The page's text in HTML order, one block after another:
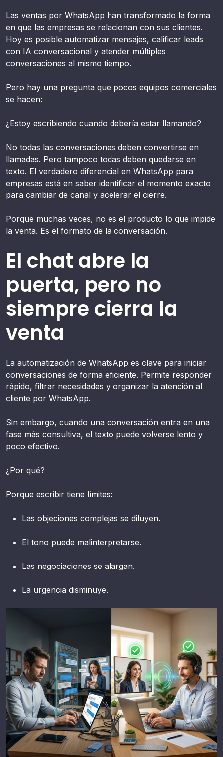
Las ventas por WhatsApp han transformado la forma
en que las empresas se relacionan con sus clientes.
Hoy es posible automatizar mensajes, calificar leads
con IA conversacional y atender múltiples
conversaciones al mismo tiempo.
Pero hay una pregunta que pocos equipos comerciales
se hacen:
¿Estoy escribiendo cuando debería estar llamando?
No todas las conversaciones deben convertirse en
llamadas. Pero tampoco todas deben quedarse en
texto. El verdadero diferencial en WhatsApp para
empresas está en saber identificar el momento exacto
para cambiar de canal y acelerar el cierre.
Porque muchas veces, no es el producto lo que impide
la venta. Es el formato de la conversación.
El chat abre la
puerta, pero no
siempre cierra la
venta
La automatización de WhatsApp es clave para iniciar
conversaciones de forma eficiente. Permite responder
rápido, filtrar necesidades y organizar la atención al
cliente por WhatsApp.
Sin embargo, cuando una conversación entra en una
fase más consultiva, el texto puede volverse lento y
poco efectivo.
¿Por qué?
Porque escribir tiene límites:
Las objeciones complejas se diluyen.
El tono puede malinterpretarse.
Las negociaciones se alargan.
La urgencia disminuye.